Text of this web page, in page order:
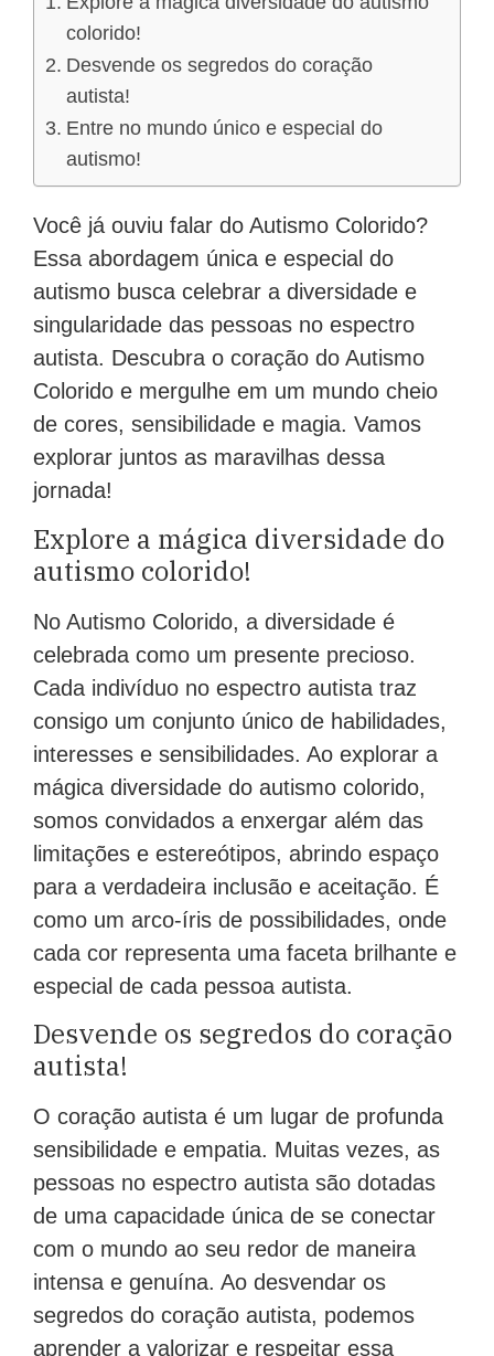
Explore a mágica diversidade do autismo
colorido!
Desvende os segredos do coração
autista!
Entre no mundo único e especial do
autismo!
Você já ouviu falar do Autismo Colorido?
Essa abordagem única e especial do
autismo busca celebrar a diversidade e
singularidade das pessoas no espectro
autista. Descubra o coração do Autismo
Colorido e mergulhe em um mundo cheio
de cores, sensibilidade e magia. Vamos
explorar juntos as maravilhas dessa
jornada!
Explore a mágica diversidade do
autismo colorido!
No Autismo Colorido, a diversidade é
celebrada como um presente precioso.
Cada indivíduo no espectro autista traz
consigo um conjunto único de habilidades,
interesses e sensibilidades. Ao explorar a
mágica diversidade do autismo colorido,
somos convidados a enxergar além das
limitações e estereótipos, abrindo espaço
para a verdadeira inclusão e aceitação. É
como um arco-íris de possibilidades, onde
cada cor representa uma faceta brilhante e
especial de cada pessoa autista.
Desvende os segredos do coração
autista!
O coração autista é um lugar de profunda
sensibilidade e empatia. Muitas vezes, as
pessoas no espectro autista são dotadas
de uma capacidade única de se conectar
com o mundo ao seu redor de maneira
intensa e genuína. Ao desvendar os
segredos do coração autista, podemos